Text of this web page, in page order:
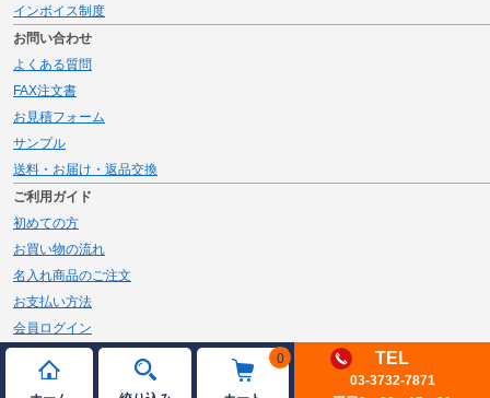
0 TEL
03-3732-7871
インボイス制度
お問い合わせ
よくある質問
FAX注文書
お見積フォーム
サンプル
送料・お届け・返品交換
ご利用ガイド
初めての方
お買い物の流れ
名入れ商品のご注文
お支払い方法
会員ログイン
メルマガ登録
新規会員登録